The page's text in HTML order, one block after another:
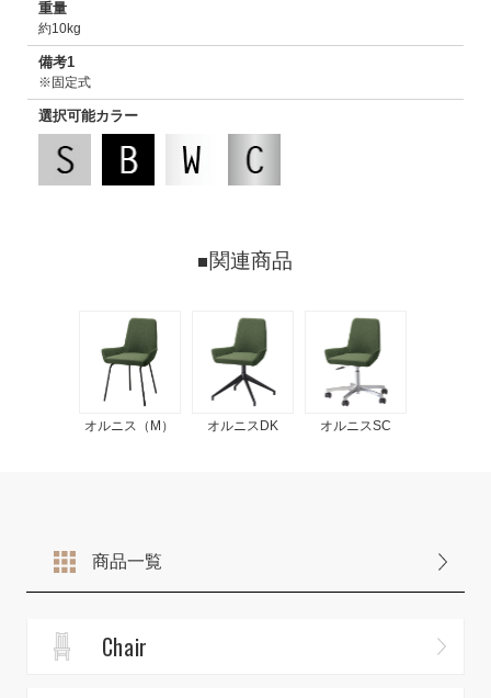
重量
約10kg
備考1
※固定式
選択可能カラー
関連商品
オルニス（M） オルニスDK オルニスSC
商品一覧
Chair